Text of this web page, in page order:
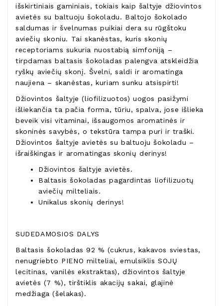
išskirtiniais gaminiais, tokiais kaip šaltyje džiovintos
avietės su baltuoju šokoladu. Baltojo šokolado
saldumas ir švelnumas puikiai dera su rūgštoku
aviečių skoniu. Tai skanėstas, kuris skonių
receptoriams sukuria nuostabią simfoniją –
tirpdamas baltasis šokoladas palengva atskleidžia
ryškų aviečių skonį. Švelni, saldi ir aromatinga
naujiena – skanėstas, kuriam sunku atsispirti!
Džiovintos šaltyje (liofilizuotos) uogos pasižymi
išliekančia ta pačia forma, tūriu, spalva, jose išlieka
beveik visi vitaminai, išsaugomos aromatinės ir
skoninės savybės, o tekstūra tampa puri ir traški.
Džiovintos šaltyje avietės su baltuoju šokoladu –
išraiškingas ir aromatingas skonių derinys!
Džiovintos šaltyje avietės.
Baltasis šokoladas pagardintas liofilizuotų
aviečių milteliais.
Unikalus skonių derinys!
SUDEDAMOSIOS DALYS
Baltasis šokoladas 92 % (cukrus, kakavos sviestas,
nenugriebto PIENO milteliai, emulsiklis SOJŲ
lecitinas, vanilės ekstraktas), džiovintos šaltyje
avietės (7 %), tirštiklis akacijų sakai, glajinė
medžiaga (šelakas).